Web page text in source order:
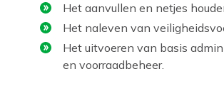
Het aanvullen en netjes
Het naleven van
Het uitvoeren van basis
en voorraadbeheer.